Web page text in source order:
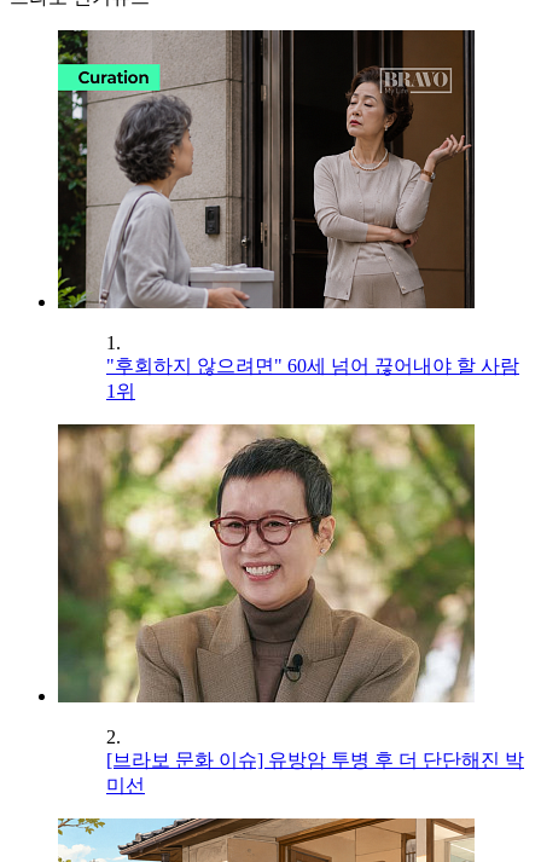
1.
"후회하지 않으려면" 60세 넘어 끊어내야 할 사람
1위
2.
[브라보 문화 이슈] 유방암 투병 후 더 단단해진 박
미선